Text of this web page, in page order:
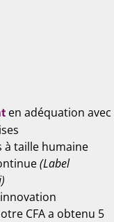
en adéquation avec
à taille humaine
(Label
CFA a obtenu 5